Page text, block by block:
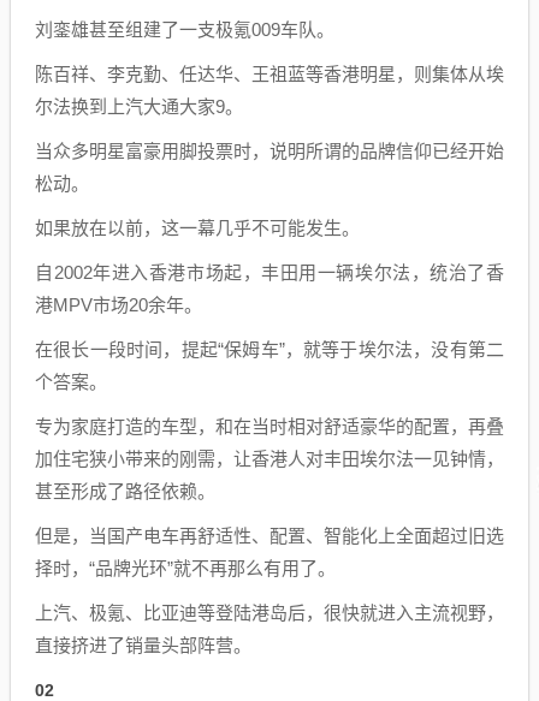
刘銮雄甚至组建了一支极氪009车队。
陈百祥、李克勤、任达华、王祖蓝等香港明星，则集体从埃
尔法换到上汽大通大家9。
当众多明星富豪用脚投票时，说明所谓的品牌信仰已经开始
松动。
如果放在以前，这一幕几乎不可能发生。
自2002年进入香港市场起，丰田用一辆埃尔法，统治了香
港MPV市场20余年。
在很长一段时间，提起“保姆车”，就等于埃尔法，没有第二
个答案。
专为家庭打造的车型，和在当时相对舒适豪华的配置，再叠
加住宅狭小带来的刚需，让香港人对丰田埃尔法一见钟情，
甚至形成了路径依赖。
但是，当国产电车再舒适性、配置、智能化上全面超过旧选
择时，“品牌光环”就不再那么有用了。
上汽、极氪、比亚迪等登陆港岛后，很快就进入主流视野，
直接挤进了销量头部阵营。
02